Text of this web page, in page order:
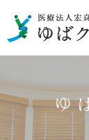
ゆ